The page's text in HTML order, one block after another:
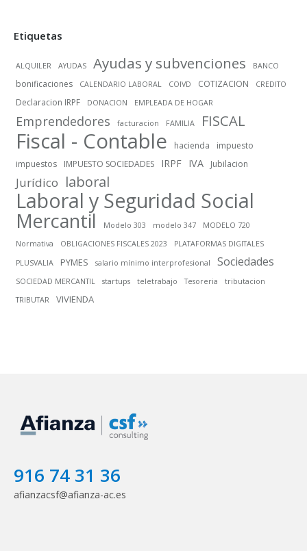
Etiquetas
ALQUILER AYUDAS Ayudas y subvenciones BANCO
bonificaciones CALENDARIO LABORAL COIVD COTIZACION CREDITO
Declaracion IRPF DONACION EMPLEADA DE HOGAR
Emprendedores facturacion FAMILIA FISCAL
Fiscal - Contable hacienda
impuesto
impuestos
IMPUESTO SOCIEDADES IRPF IVA Jubilacion
Jurídico laboral
Laboral y Seguridad Social
Mercantil Modelo 303 modelo 347
MODELO 720
Normativa
OBLIGACIONES FISCALES 2023
PLATAFORMAS DIGITALES
PLUSVALIA
PYMES salario mínimo interprofesional Sociedades
SOCIEDAD MERCANTIL startups teletrabajo Tesoreria
tributacion
TRIBUTAR
VIVIENDA
916 74 31 36
afianzacsf@afianza-ac.es